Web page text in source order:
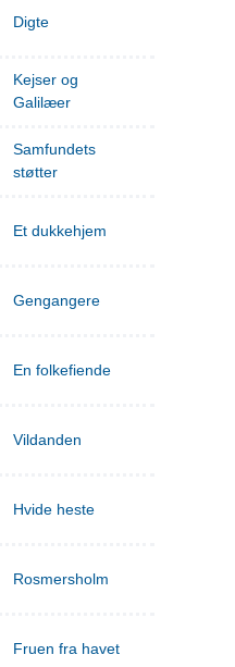
Digte
Kejser og
Galilæer
Samfundets
støtter
Et dukkehjem
Gengangere
En folkefiende
Vildanden
Hvide heste
Rosmersholm
Fruen fra havet